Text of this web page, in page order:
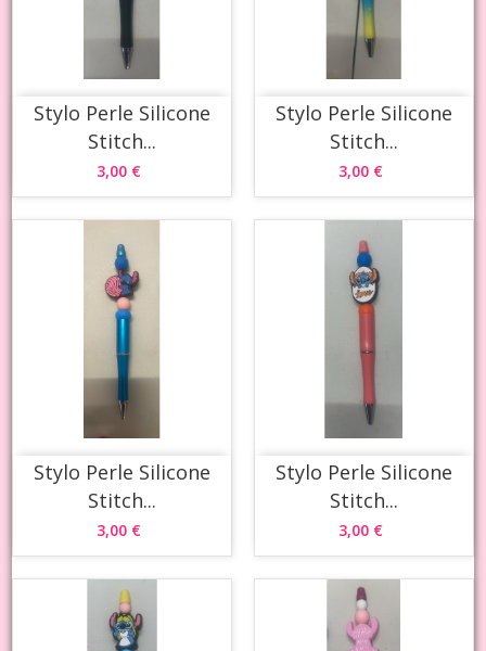
Stylo Perle Silicone
Stitch...
3,00 €
Stylo Perle Silicone
Stitch...
3,00 €
Stylo Perle Silicone
Stitch...
3,00 €
Stylo Perle Silicone
Stitch...
3,00 €